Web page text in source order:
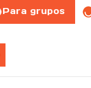
Para grupos